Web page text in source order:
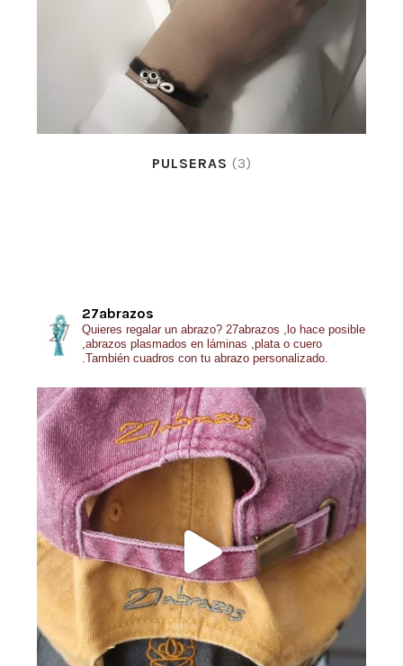
PULSERAS (3)
27abrazos
Quieres regalar un abrazo? 27abrazos ,lo hace posible
,abrazos plasmados en láminas ,plata o cuero
.También cuadros con tu abrazo personalizado.